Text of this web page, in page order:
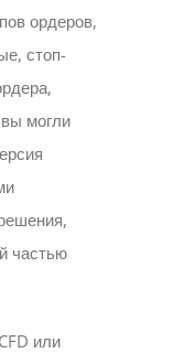
ордеров,
стоп-
могли
частью
или